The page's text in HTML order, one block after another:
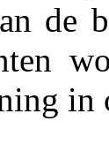
de
in